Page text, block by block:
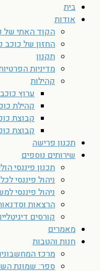
בית
אודות
הקוד האתי של
החזון של כוכב
תקנון
מדיניות
קהילות
ערוץ כוכב
קהילת
קבוצת
קבוצת
תכנון פרישה
שירותים נוספים
תכנון פיננסי
ניהול פיננסי
ניהול פיננסי
הרצאות
קורסים
מאמרים
חנות והטבות
מרכז
ספר: שמונת